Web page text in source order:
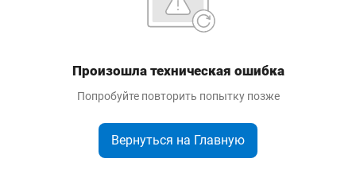
Произошла техническая ошибка
Попробуйте повторить попытку позже
Вернуться на Главную